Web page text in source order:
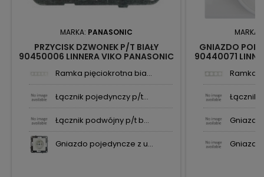
MARKA: PANASONIC
PRZYCISK DZWONEK P/T BIAŁY
90450006 LINNERA VIKO PANASONIC
Ramka pięciokrotna bia...
Łącznik pojedynczy p/t...
Łącznik podwójny p/t b...
Gniazdo pojedyncze z u...
MARKA:
GNIAZDO
90440071
Ramka
Łącznik
Gniazdo